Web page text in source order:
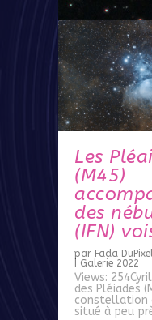
Les
(M45)
des
(IFN)
par Fada
Galerie 2022
Views:
des Pléiades
constellation
situé à peu